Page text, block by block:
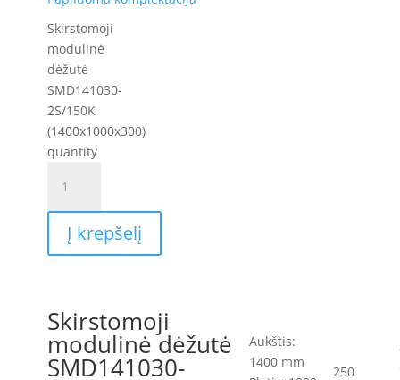
Skirstomoji
modulinė
dėžutė
SMD141030-
2S/150K
(1400x1000x300)
quantity
Į krepšelį
Skirstomoji
modulinė dėžutė
SMD141030-
Aukštis:
1400 mm
250